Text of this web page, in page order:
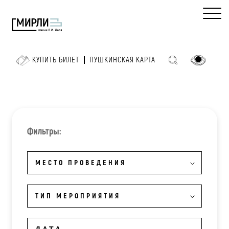
КУПИТЬ БИЛЕТ ПУШКИНСКАЯ КАРТА
Фильтры:
МЕСТО ПРОВЕДЕНИЯ
ТИП МЕРОПРИЯТИЯ